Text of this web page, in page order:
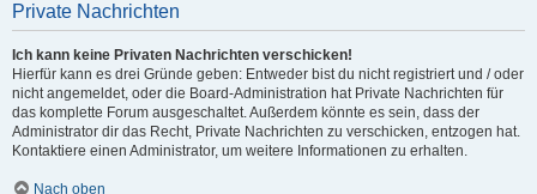
Private Nachrichten
Ich kann keine Privaten Nachrichten verschicken!
Hierfür kann es drei Gründe geben: Entweder bist du nicht registriert und / oder
nicht angemeldet, oder die Board-Administration hat Private Nachrichten für
das komplette Forum ausgeschaltet. Außerdem könnte es sein, dass der
Administrator dir das Recht, Private Nachrichten zu verschicken, entzogen hat.
Kontaktiere einen Administrator, um weitere Informationen zu erhalten.
Nach oben